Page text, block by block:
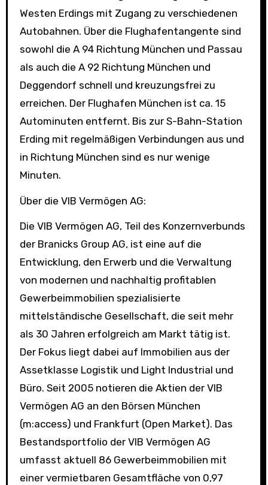
Westen Erdings mit Zugang zu verschiedenen
Autobahnen. Über die Flughafentangente sind
sowohl die A 94 Richtung München und Passau
als auch die A 92 Richtung München und
Deggendorf schnell und kreuzungsfrei zu
erreichen. Der Flughafen München ist ca. 15
Autominuten entfernt. Bis zur S-Bahn-Station
Erding mit regelmäßigen Verbindungen aus und
in Richtung München sind es nur wenige
Minuten.
Über die VIB Vermögen AG:
Die VIB Vermögen AG, Teil des Konzernverbunds
der Branicks Group AG, ist eine auf die
Entwicklung, den Erwerb und die Verwaltung
von modernen und nachhaltig profitablen
Gewerbeimmobilien spezialisierte
mittelständische Gesellschaft, die seit mehr
als 30 Jahren erfolgreich am Markt tätig ist.
Der Fokus liegt dabei auf Immobilien aus der
Assetklasse Logistik und Light Industrial und
Büro. Seit 2005 notieren die Aktien der VIB
Vermögen AG an den Börsen München
(m:access) und Frankfurt (Open Market). Das
Bestandsportfolio der VIB Vermögen AG
umfasst aktuell 86 Gewerbeimmobilien mit
einer vermietbaren Gesamtfläche von 0,97